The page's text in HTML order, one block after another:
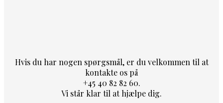
Hvis du har nogen spørgsmål, er du velkommen til at
kontakte os på
+45 40 82 82 60.
Vi står klar til at hjælpe dig.